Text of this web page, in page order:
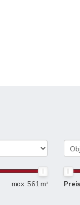
max. 561 m²